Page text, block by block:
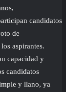
candidatos
de
aspirantes.
capacidad y
candidatos
y llano, ya